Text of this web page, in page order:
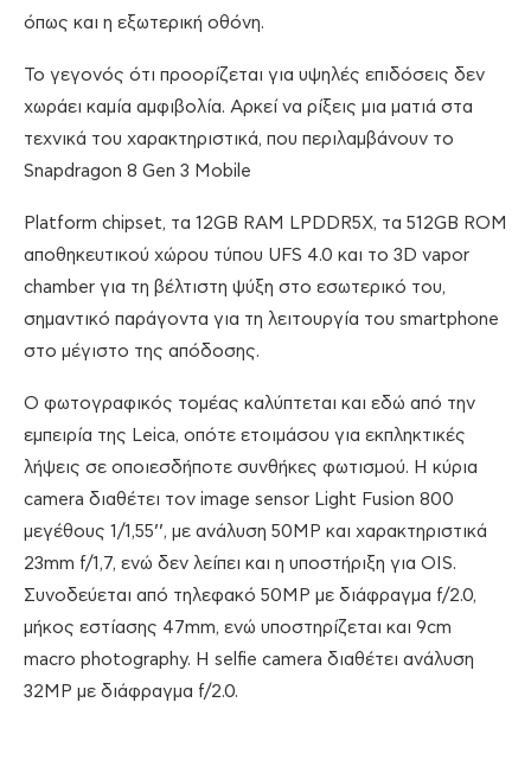
όπως και η εξωτερική οθόνη.
Το γεγονός ότι προορίζεται για υψηλές επιδόσεις δεν
χωράει καμία αμφιβολία. Αρκεί να ρίξεις μια ματιά στα
τεχνικά του χαρακτηριστικά, που περιλαμβάνουν το
Snapdragon 8 Gen 3 Mobile
Platform chipset, τα 12GB RAM LPDDR5X, τα 512GB ROM
αποθηκευτικού χώρου τύπου UFS 4.0 και το 3D vapor
chamber για τη βέλτιστη ψύξη στο εσωτερικό του,
σημαντικό παράγοντα για τη λειτουργία του smartphone
στο μέγιστο της απόδοσης.
Ο φωτογραφικός τομέας καλύπτεται και εδώ από την
εμπειρία της Leica, οπότε ετοιμάσου για εκπληκτικές
λήψεις σε οποιεσδήποτε συνθήκες φωτισμού. Η κύρια
camera διαθέτει τον image sensor Light Fusion 800
μεγέθους 1/1,55’’, με ανάλυση 50MP και χαρακτηριστικά
23mm f/1,7, ενώ δεν λείπει και η υποστήριξη για OIS.
Συνοδεύεται από τηλεφακό 50MP με διάφραγμα f/2.0,
μήκος εστίασης 47mm, ενώ υποστηρίζεται και 9cm
macro photography. Η selfie camera διαθέτει ανάλυση
32MP με διάφραγμα f/2.0.